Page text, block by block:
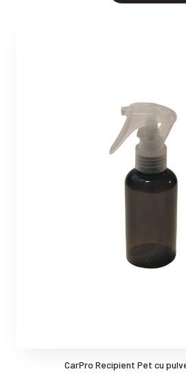
CarPro Recipient Pet cu